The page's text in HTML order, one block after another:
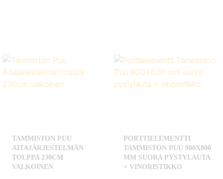
TAMMISTON PUU
AITAJÄRJESTELMÄN
TOLPPA 230CM
VALKOINEN
PORTTIELEMENTTI
TAMMISTON PUU 900X800
MM SUORA PYSTYLAUTA
+ VINORISTIKKO